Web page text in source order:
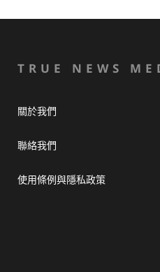
TRUE NEWS
關於我們
聯絡我們
使用條例與隱私政策